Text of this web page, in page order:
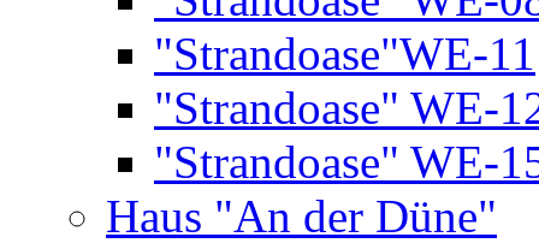
"Strandoase"WE-11
"Strandoase" WE-
"Strandoase" WE-
Haus "An der Düne"